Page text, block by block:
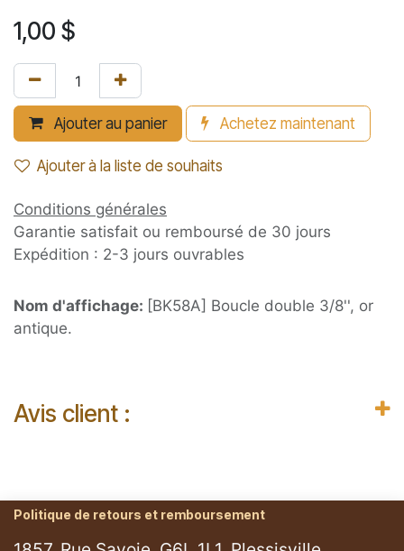
1,00 $
Ajouter au panier Achetez maintenant
Ajouter à la liste de souhaits
Conditions générales
Garantie satisfait ou remboursé de 30 jours
Expédition : 2-3 jours ouvrables
Nom d'affichage: [BK58A] Boucle double 3/8'', or
antique.
Avis client :
Politique de retours et remboursement